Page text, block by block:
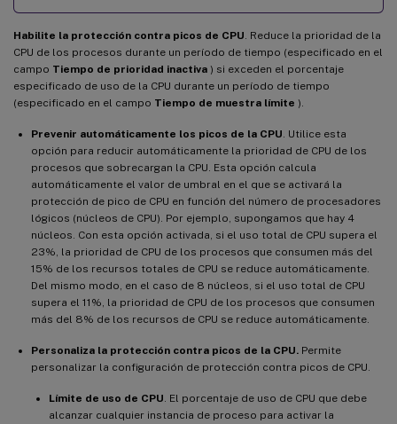
Habilite la protección contra picos de CPU . Reduce la prioridad de la
CPU de los procesos durante un período de tiempo (especificado en el
campo Tiempo de prioridad inactiva ) si exceden el porcentaje
especificado de uso de la CPU durante un período de tiempo
(especificado en el campo Tiempo de muestra límite ).
Prevenir automáticamente los picos de la CPU . Utilice esta
opción para reducir automáticamente la prioridad de CPU de los
procesos que sobrecargan la CPU. Esta opción calcula
automáticamente el valor de umbral en el que se activará la
protección de pico de CPU en función del número de procesadores
lógicos (núcleos de CPU). Por ejemplo, supongamos que hay 4
núcleos. Con esta opción activada, si el uso total de CPU supera el
23%, la prioridad de CPU de los procesos que consumen más del
15% de los recursos totales de CPU se reduce automáticamente.
Del mismo modo, en el caso de 8 núcleos, si el uso total de CPU
supera el 11%, la prioridad de CPU de los procesos que consumen
más del 8% de los recursos de CPU se reduce automáticamente.
Personaliza la protección contra picos de la CPU. Permite
personalizar la configuración de protección contra picos de CPU.
Límite de uso de CPU . El porcentaje de uso de CPU que debe
alcanzar cualquier instancia de proceso para activar la